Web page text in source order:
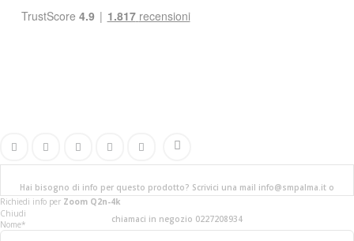
Hai bisogno di info per questo prodotto? Scrivici una mail info@smpalma.it o
chiamaci in negozio 0227208934
Richiedi info per Zoom Q2n-4k
Chiudi
Nome*